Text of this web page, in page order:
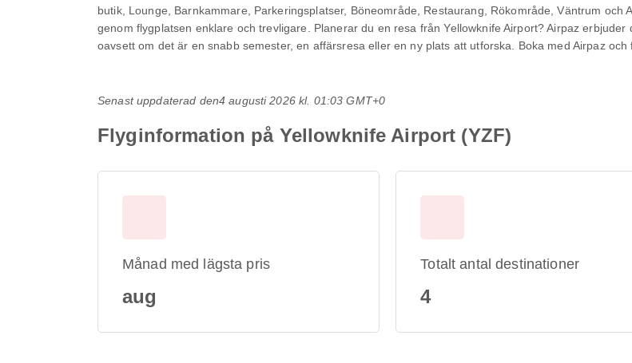
butik, Lounge, Barnkammare, Parkeringsplatser, Böneområde, Restaurang, Rökområde, Väntrum
genom flygplatsen enklare och trevligare. Planerar du en resa från Yellowknife Airport? Airpaz
oavsett om det är en snabb semester, en affärsresa eller en ny plats att utforska. Boka med Airpaz och
Senast uppdaterad den4 augusti 2026 kl. 01:03 GMT+0
Flyginformation på Yellowknife Airport (YZF)
Månad med lägsta pris
aug
Totalt antal destinationer
4